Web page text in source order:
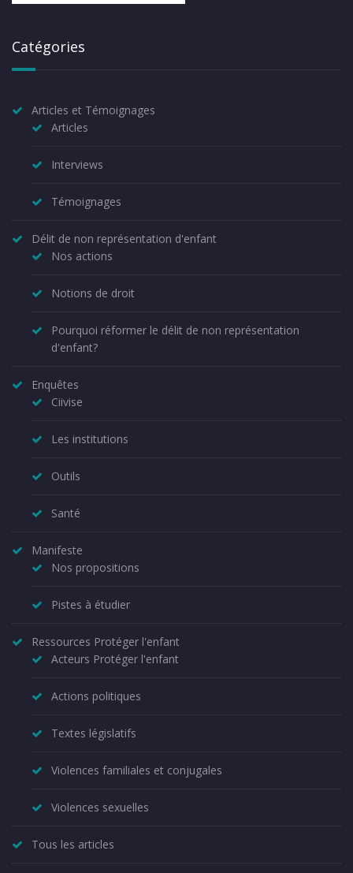
Catégories
Articles et Témoignages
Articles
Interviews
Témoignages
Délit de non représentation d'enfant
Nos actions
Notions de droit
Pourquoi réformer le délit de non représentation
d'enfant?
Enquêtes
Ciivise
Les institutions
Outils
Santé
Manifeste
Nos propositions
Pistes à étudier
Ressources Protéger l'enfant
Acteurs Protéger l'enfant
Actions politiques
Textes législatifs
Violences familiales et conjugales
Violences sexuelles
Tous les articles